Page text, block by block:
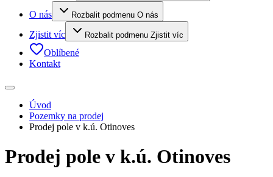
O nás Rozbalit podmenu O nás
Zjistit víc Rozbalit podmenu Zjistit víc
Oblíbené
Kontakt
Úvod
Pozemky na prodej
Prodej pole v k.ú. Otinoves
Prodej pole v k.ú. Otinoves